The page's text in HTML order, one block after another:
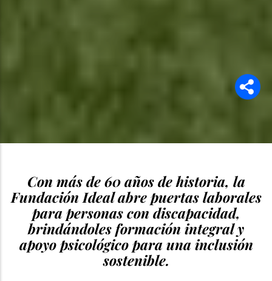
Con más de 60 años de historia, la
Fundación Ideal abre puertas laborales
para personas con discapacidad,
brindándoles formación integral y
apoyo psicológico para una inclusión
sostenible.